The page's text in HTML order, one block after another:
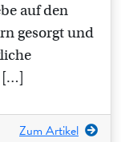
auf den
gesorgt und
[…]
Zum Artikel